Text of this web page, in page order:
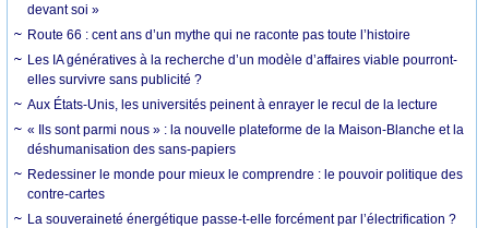
devant soi »
Route 66 : cent ans d’un mythe qui ne raconte pas toute l’histoire
Les IA génératives à la recherche d’un modèle d’affaires viable pourront-
elles survivre sans publicité ?
Aux États-Unis, les universités peinent à enrayer le recul de la lecture
« Ils sont parmi nous » : la nouvelle plateforme de la Maison-Blanche et la
déshumanisation des sans-papiers
Redessiner le monde pour mieux le comprendre : le pouvoir politique des
contre-cartes
La souveraineté énergétique passe-t-elle forcément par l’électrification ?